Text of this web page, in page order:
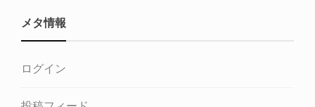
メタ情報
ログイン